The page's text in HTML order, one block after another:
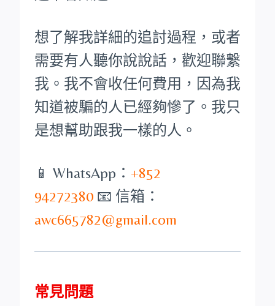
想了解我詳細的追討過程，或者
需要有人聽你說說話，歡迎聯繫
我。我不會收任何費用，因為我
知道被騙的人已經夠慘了。我只
是想幫助跟我一樣的人。
📱 WhatsApp： +852
94272380 📧 信箱：
awc665782@gmail.com
常見問題